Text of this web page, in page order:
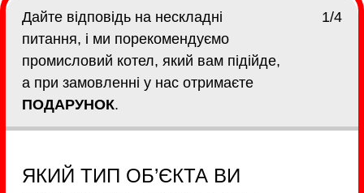
Дайте відповідь на нескладні
питання, і ми порекомендуємо
промисловий котел, який вам підійде,
а при замовленні у нас отримаєте
ПОДАРУНОК.
1/4
ЯКИЙ ТИП ОБ’ЄКТА ВИ